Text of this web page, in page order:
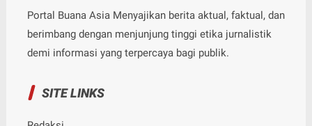
Portal Buana Asia Menyajikan berita aktual, faktual, dan
berimbang dengan menjunjung tinggi etika jurnalistik
demi informasi yang terpercaya bagi publik.
SITE LINKS